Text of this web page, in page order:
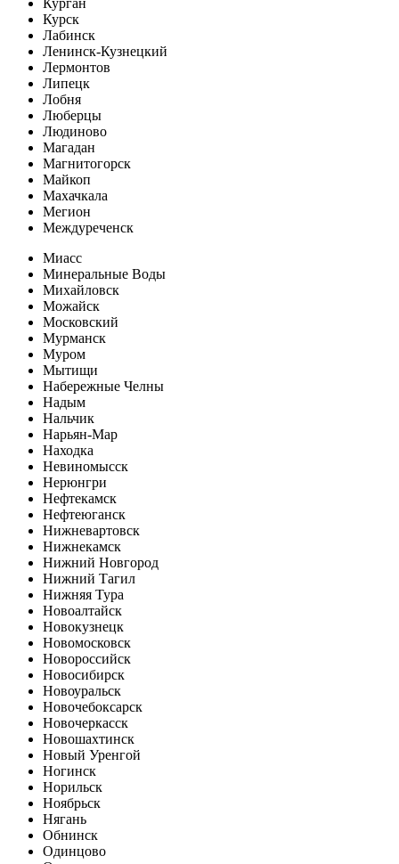
Курск
Лабинск
Ленинск-Кузнецкий
Лермонтов
Липецк
Лобня
Люберцы
Людиново
Магадан
Магнитогорск
Майкоп
Махачкала
Мегион
Междуреченск
Миасс
Минеральные Воды
Михайловск
Можайск
Московский
Мурманск
Муром
Мытищи
Набережные Челны
Надым
Нальчик
Нарьян-Мар
Находка
Невиномысск
Нерюнгри
Нефтекамск
Нефтеюганск
Нижневартовск
Нижнекамск
Нижний Новгород
Нижний Тагил
Нижняя Тура
Новоалтайск
Новокузнецк
Новомосковск
Новороссийск
Новосибирск
Новоуральск
Новочебоксарск
Новочеркасск
Новошахтинск
Новый Уренгой
Ногинск
Норильск
Ноябрьск
Нягань
Обнинск
Одинцово